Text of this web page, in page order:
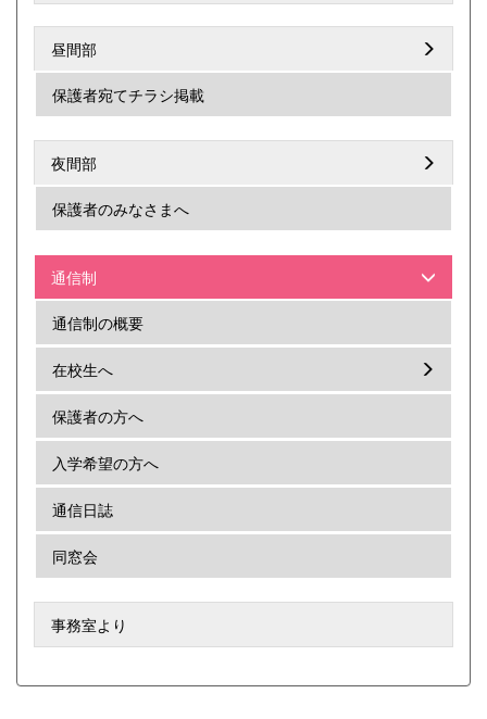
昼間部
保護者宛てチラシ掲載
夜間部
保護者のみなさまへ
通信制
通信制の概要
在校生へ
保護者の方へ
入学希望の方へ
通信日誌
同窓会
事務室より